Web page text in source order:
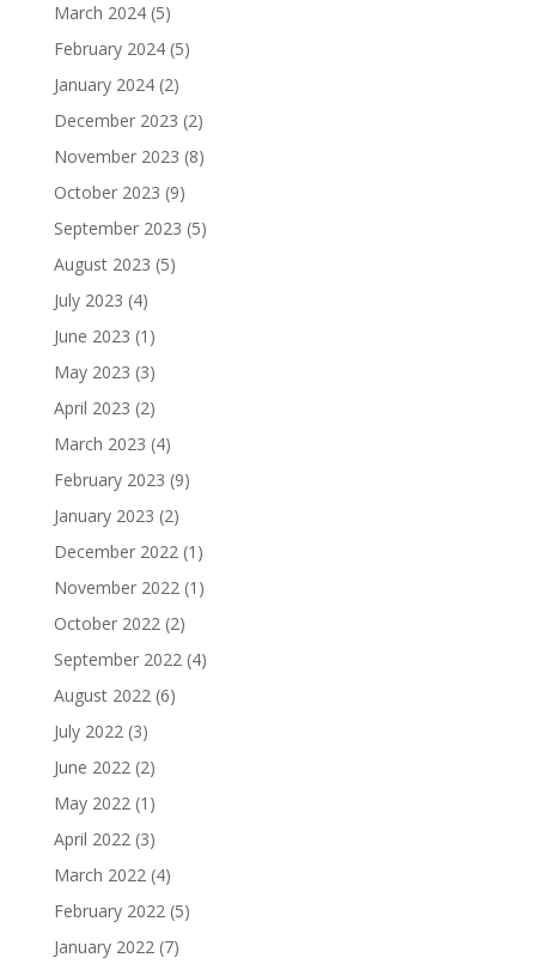
March 2024(5)
February 2024(5)
January 2024(2)
December 2023 (2)
November 2023 (8)
October 2023 (9)
September 2023 (5)
August 2023 (5)
July 2023 (4)
June 2023 (1)
May 2023 (3)
April 2023 (2)
March 2023 (4)
February 2023 (9)
January 2023 (2)
December 2022(1)
November 2022(1)
October 2022(2)
September 2022(4)
August 2022(6)
July 2022(3)
June 2022(2)
May 2022(1)
April 2022(3)
March 2022(4)
February 2022(5)
January 2022(7)